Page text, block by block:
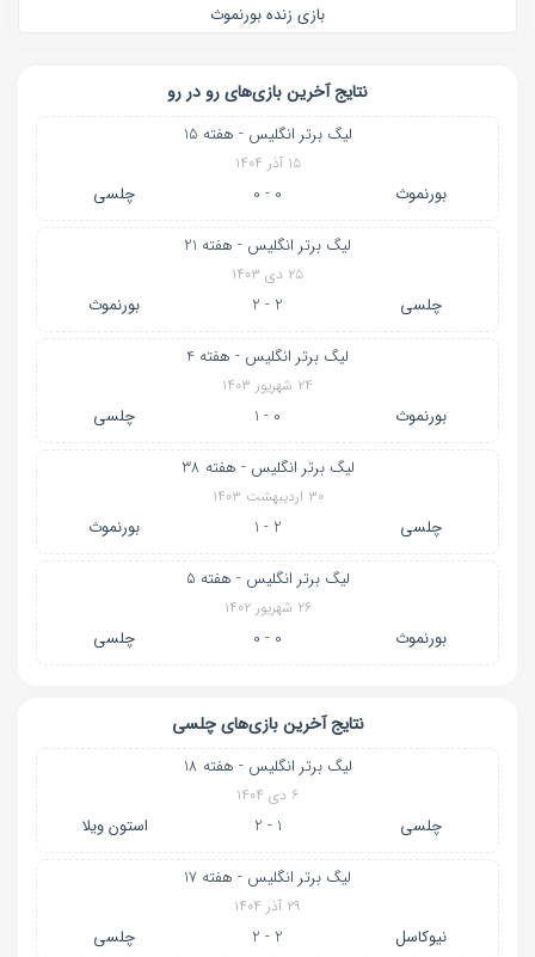
بازی زنده بورنموث
نتایج آخرین بازی‌های رو در رو
لیگ برتر انگلیس - هفته 15
۱۵ آذر ۱۴۰۴
بورنموث 0 - 0 چلسی
لیگ برتر انگلیس - هفته 21
۲۵ دی ۱۴۰۳
چلسی 2 - 2 بورنموث
لیگ برتر انگلیس - هفته 4
۲۴ شهریور ۱۴۰۳
بورنموث 0 - 1 چلسی
لیگ برتر انگلیس - هفته 38
۳۰ اردیبهشت ۱۴۰۳
چلسی 2 - 1 بورنموث
لیگ برتر انگلیس - هفته 5
۲۶ شهریور ۱۴۰۲
بورنموث 0 - 0 چلسی
نتایج آخرین بازی‌های چلسی
لیگ برتر انگلیس - هفته 18
۶ دی ۱۴۰۴
چلسی 1 - 2 استون ویلا
لیگ برتر انگلیس - هفته 17
۲۹ آذر ۱۴۰۴
نیوکاسل 2 - 2 چلسی